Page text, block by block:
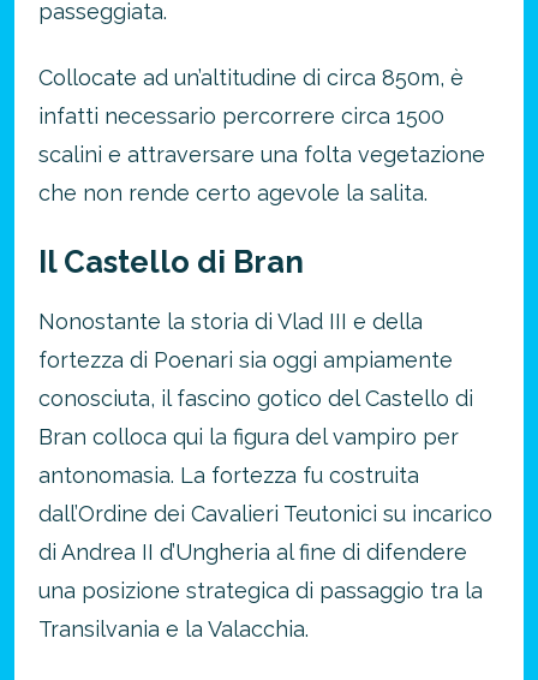
passeggiata.
Collocate ad un’altitudine di circa 850m, è
infatti necessario percorrere circa 1500
scalini e attraversare una folta vegetazione
che non rende certo agevole la salita.
Il Castello di Bran
Nonostante la storia di Vlad III e della
fortezza di Poenari sia oggi ampiamente
conosciuta, il fascino gotico del Castello di
Bran colloca qui la figura del vampiro per
antonomasia. La fortezza fu costruita
dall’Ordine dei Cavalieri Teutonici su incarico
di Andrea II d’Ungheria al fine di difendere
una posizione strategica di passaggio tra la
Transilvania e la Valacchia.